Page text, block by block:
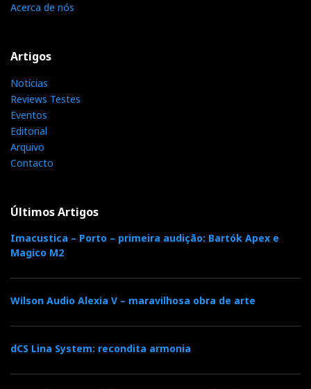
Acerca de nós
Artigos
Notícias
Reviews Testes
Eventos
Editorial
Arquivo
Contacto
Últimos Artigos
Imacustica – Porto – primeira audição: Bartók Apex e
Magico M2
Wilson Audio Alexia V – maravilhosa obra de arte
dCS Lina System: recondita armonia